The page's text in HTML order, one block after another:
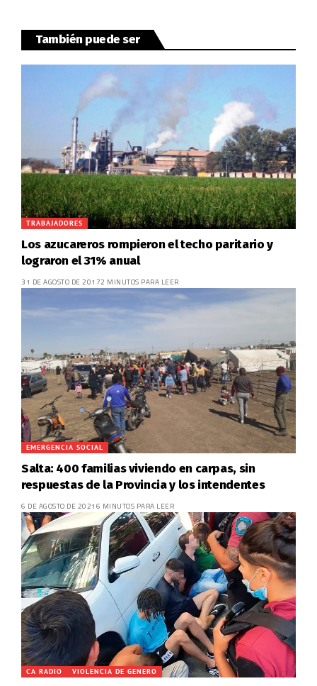
También puede ser
TRABAJADORES
Los azucareros rompieron el techo paritario y
lograron el 31% anual
31 DE AGOSTO DE 20172 MINUTOS PARA LEER
EMERGENCIA SOCIAL
Salta: 400 familias viviendo en carpas, sin
respuestas de la Provincia y los intendentes
6 DE AGOSTO DE 2021 6 MINUTOS PARA LEER
CA RADIO VIOLENCIA DE GENERO